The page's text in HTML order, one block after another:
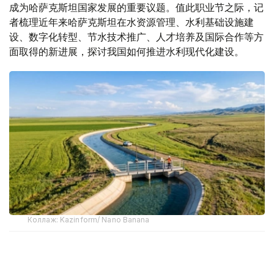
成为哈萨克斯坦国家发展的重要议题。值此职业节之际，记
者梳理近年来哈萨克斯坦在水资源管理、水利基础设施建
设、数字化转型、节水技术推广、人才培养及国际合作等方
面取得的新进展，探讨我国如何推进水利现代化建设。
Коллаж: Kazinform/ Nano Banana